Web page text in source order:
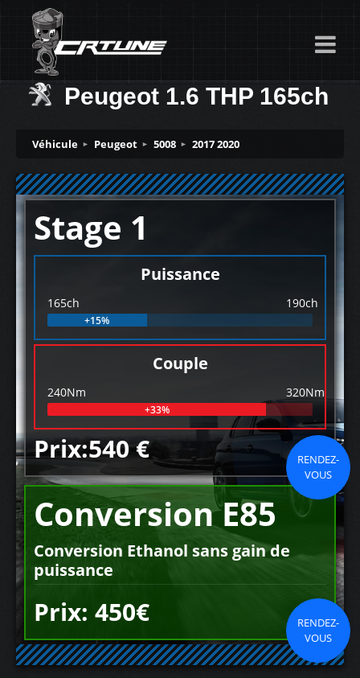
Peugeot 1.6 THP 165ch
Véhicule Peugeot 5008 2017 2020
Stage 1
Puissance
165ch 190ch
+15%
Couple
240Nm 320Nm
+33%
Prix:540 €
RENDEZ-
VOUS
Conversion E85
Conversion Ethanol sans gain de
puissance
Prix: 450€
RENDEZ-
VOUS